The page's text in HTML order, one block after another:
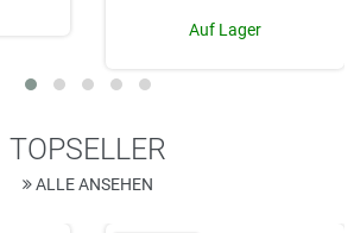
Auf Lager
TOPSELLER
ALLE ANSEHEN